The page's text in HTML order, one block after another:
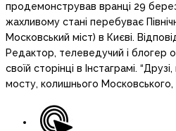
продемонстрував вранці 29
жахливому стані перебуває
Московський міст) в Києві.
Редактор, телеведучий і блогер
своїй сторінці в Інстаграмі.
мосту, колишнього Московського,